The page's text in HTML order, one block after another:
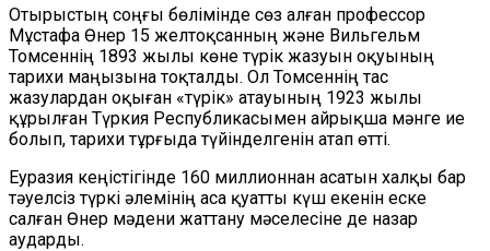
Отырыстың соңғы бөлімінде сөз алған профессор
Мұстафа Өнер 15 желтоқсанның және Вильгельм
Томсеннің 1893 жылы көне түрік жазуын оқуының
тарихи маңызына тоқталды. Ол Томсеннің тас
жазулардан оқыған «түрік» атауының 1923 жылы
құрылған Түркия Республикасымен айрықша мәнге ие
болып, тарихи тұрғыда түйінделгенін атап өтті.
Еуразия кеңістігінде 160 миллионнан асатын халқы бар
тәуелсіз түркі әлемінің аса қуатты күш екенін еске
салған Өнер мәдени жаттану мәселесіне де назар
аударды.